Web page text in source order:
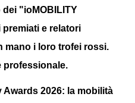
2026: la mobilità